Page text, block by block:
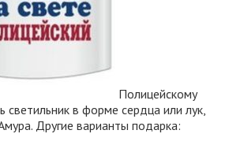
Полицейскому
в форме сердца или лук,
Другие варианты подарка: